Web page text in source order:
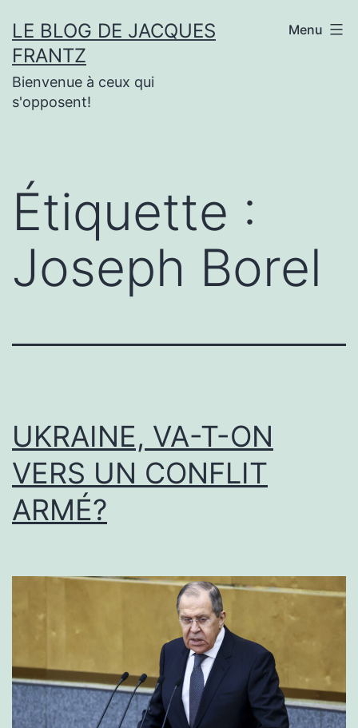
au
contenu
LE BLOG DE JACQUES
FRANTZ
Bienvenue à ceux qui
s'opposent!
Menu
Étiquette :
Joseph Borel
UKRAINE, VA-T-ON
VERS UN CONFLIT
ARMÉ?